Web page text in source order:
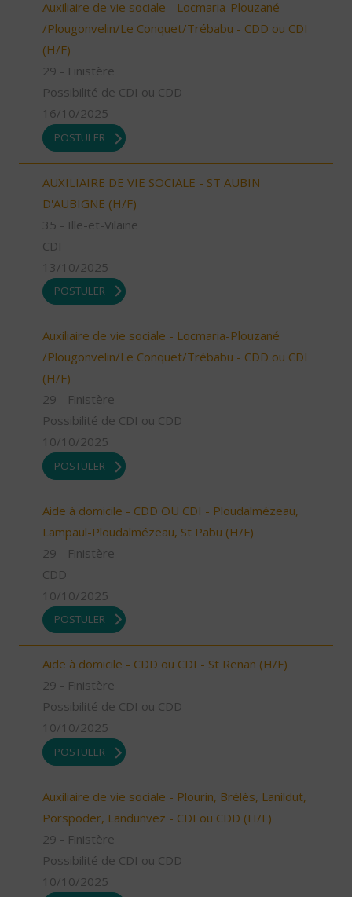
Auxiliaire de vie sociale - Locmaria-Plouzané
/Plougonvelin/Le Conquet/Trébabu - CDD ou CDI
(H/F)
29 - Finistère
Possibilité de CDI ou CDD
16/10/2025
POSTULER
AUXILIAIRE DE VIE SOCIALE - ST AUBIN
D'AUBIGNE (H/F)
35 - Ille-et-Vilaine
CDI
13/10/2025
POSTULER
Auxiliaire de vie sociale - Locmaria-Plouzané
/Plougonvelin/Le Conquet/Trébabu - CDD ou CDI
(H/F)
29 - Finistère
Possibilité de CDI ou CDD
10/10/2025
POSTULER
Aide à domicile - CDD OU CDI - Ploudalmézeau,
Lampaul-Ploudalmézeau, St Pabu (H/F)
29 - Finistère
CDD
10/10/2025
POSTULER
Aide à domicile - CDD ou CDI - St Renan (H/F)
29 - Finistère
Possibilité de CDI ou CDD
10/10/2025
POSTULER
Auxiliaire de vie sociale - Plourin, Brélès, Lanildut,
Porspoder, Landunvez - CDI ou CDD (H/F)
29 - Finistère
Possibilité de CDI ou CDD
10/10/2025